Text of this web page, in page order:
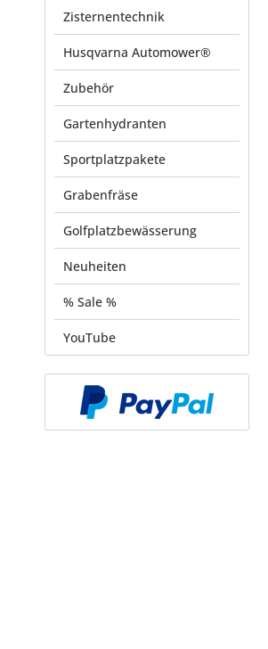
Zisternentechnik
Husqvarna Automower®
Zubehör
Gartenhydranten
Sportplatzpakete
Grabenfräse
Golfplatzbewässerung
Neuheiten
% Sale %
YouTube